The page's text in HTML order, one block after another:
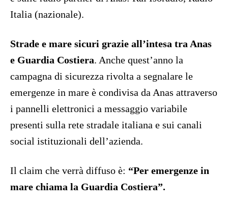
Italia (nazionale).
Strade e mare sicuri grazie all’intesa tra Anas
e Guardia Costiera. Anche quest’anno la
campagna di sicurezza rivolta a segnalare le
emergenze in mare è condivisa da Anas attraverso
i pannelli elettronici a messaggio variabile
presenti sulla rete stradale italiana e sui canali
social istituzionali dell’azienda.
Il claim che verrà diffuso è: “Per emergenze in
mare chiama la Guardia Costiera”.